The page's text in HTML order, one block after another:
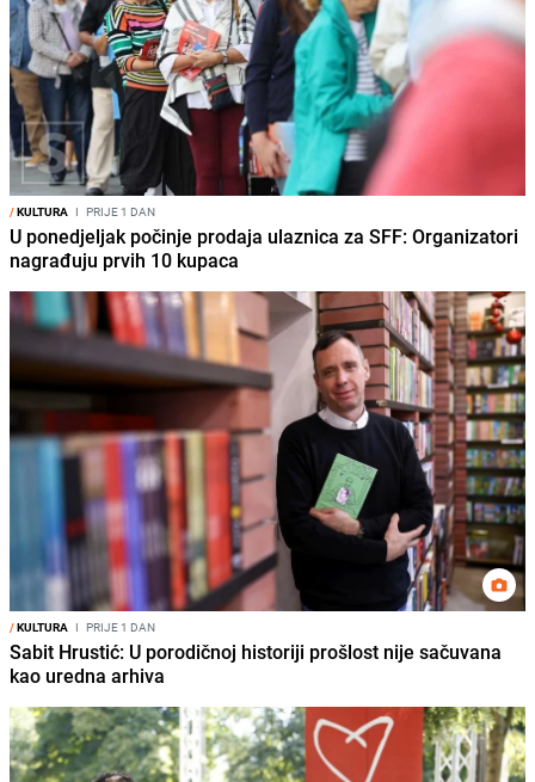
/KULTURA I PRIJE 1 DAN
U ponedjeljak počinje prodaja ulaznica za SFF: Organizatori
nagrađuju prvih 10 kupaca
/KULTURA I PRIJE 1 DAN
Sabit Hrustić: U porodičnoj historiji prošlost nije sačuvana
kao uredna arhiva